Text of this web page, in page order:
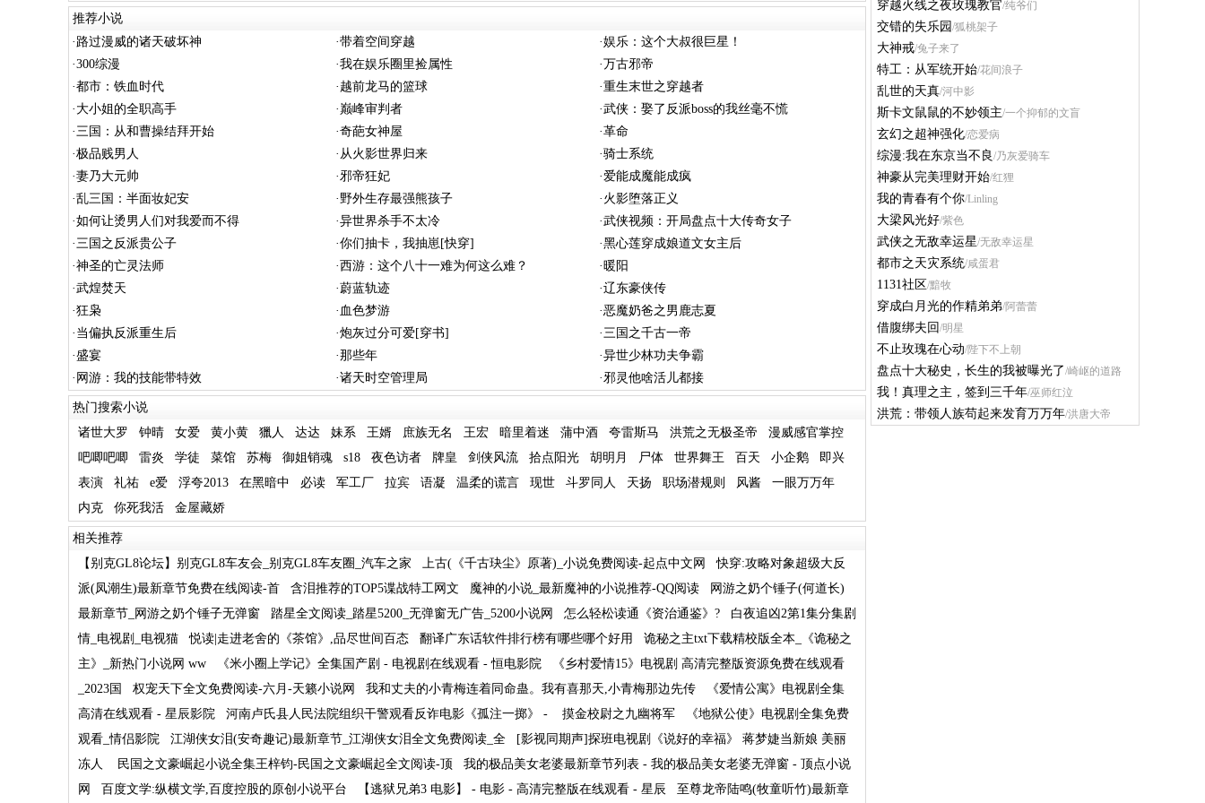
推荐小说
· 路过漫威的诸天破坏神 ·带着空间穿越 ·娱乐：这个大叔很巨星！
·300综漫 ·我在娱乐圈里捡属性 ·万古邪帝
·都市：铁血时代 · 越前龙马的篮球 ·重生末世之穿越者
· 大小姐的全职高手 ·巅峰审判者 ·武侠：娶了反派boss的我丝毫不慌
·三国：从和曹操结拜开始 ·奇葩女神屋 ·革命
·极品贱男人 · 从火影世界归来 ·骑士系统
·妻乃大元帅 ·邪帝狂妃 ·爱能成魔能成疯
·乱三国：半面妆妃安 ·野外生存最强熊孩子 · 火影堕落正义
·如何让烫男人们对我爱而不得 ·异世界杀手不太冷 ·武侠视频：开局盘点十大传奇女子
·三国之反派贵公子 ·你们抽卡，我抽崽[快穿] ·黑心莲穿成娘道文女主后
·神圣的亡灵法师 ·西游：这个八十一难为何这么难？ ·暖阳
·武煌焚天 ·蔚蓝轨迹 ·辽东豪侠传
·狂枭 · 血色梦游 ·恶魔奶爸之男鹿志夏
· 当偏执反派重生后 ·炮灰过分可爱[穿书] ·三国之千古一帝
·盛宴 ·那些年 ·异世少林功夫争霸
· 网游：我的技能带特效 ·诸天时空管理局 ·邪灵他啥活儿都接
热门搜索小说
诸世大罗
钟晴 女爱 黄小黄 獵人 达达 妹系 王婿 庶族无名 王宏 暗里着迷 蒲中酒 夸雷斯马 洪荒之无极圣帝
漫威感官掌控
吧唧吧唧
雷炎 学徒 菜馆 苏梅 御姐销魂 s18 夜色访者 牌皇 剑侠风流 拾点阳光 胡明月 尸体 世界舞王 百天 小企鹅
即兴
表演
礼祐 e爱 浮夸2013 在黑暗中 必读 军工厂 拉宾 语凝 温柔的谎言 现世 斗罗同人 天扬 职场潜规则 风酱
一眼万万年
内克
你死我活 金屋藏娇
相关推荐
【别克GL8论坛】别克GL8车友会_别克GL8车友圈_汽车之家
上古(《千古玦尘》原著)_小说免费阅读-起点中文网
快穿:攻略对象超级大反
派(凤潮生)最新章节免费在线阅读-首
含泪推荐的TOP5谍战特工网文 魔神的小说_最新魔神的小说推荐-QQ阅读
网游之奶个锤子(何道长)
最新章节_网游之奶个锤子无弹窗
踏星全文阅读_踏星5200_无弹窗无广告_5200小说网 怎么轻松读通《资治通鉴》?
白夜追凶2第1集分集剧
情_电视剧_电视猫
悦读|走进老舍的《茶馆》,品尽世间百态 翻译广东话软件排行榜有哪些哪个好用
诡秘之主txt下载精校版全本_《诡秘之
主》_新热门小说网 ww
《米小圈上学记》全集国产剧 - 电视剧在线观看 - 恒电影院
《乡村爱情15》电视剧 高清完整版资源免费在线观看
_2023国
权宠天下全文免费阅读-六月-天籁小说网 我和丈夫的小青梅连着同命蛊。我有喜那天,小青梅那边先传
《爱情公寓》电视剧全集
高清在线观看 - 星辰影院
河南卢氏县人民法院组织干警观看反诈电影《孤注一掷》 - 摸金校尉之九幽将军
《地狱公使》电视剧全集免费
观看_情侣影院
江湖侠女泪(安奇趣记)最新章节_江湖侠女泪全文免费阅读_全
[影视同期声]探班电视剧《说好的幸福》 蒋梦婕当新娘 美丽
冻人
民国之文豪崛起小说全集王梓钧-民国之文豪崛起全文阅读-顶
我的极品美女老婆最新章节列表 - 我的极品美女老婆无弹窗 - 顶点小说
网
百度文学:纵横文学,百度控股的原创小说平台 【逃狱兄弟3 电影】 - 电影 - 高清完整版在线观看 - 星辰 至尊龙帝陆鸣(牧童听竹)最新章
穿越火线之夜玫瑰教官/纯爷们
交错的失乐园 /狐桃架子
大神戒/兔子来了
特工：从军统开始/花间浪子
乱世的天真/河中影
斯卡文鼠鼠的不妙领主/一个抑郁的文盲
玄幻之超神强化/恋爱病
综漫:我在东京当不良/乃灰爱骑车
神豪从完美理财开始/红狸
我的青春有个你/Linling
大梁风光好/紫色
武侠之无敌幸运星/无敌幸运星
都市之天灾系统/咸蛋君
1131社区/黯牧
穿成白月光的作精弟弟/阿蕾蕾
借腹绑夫回/明星
不止玫瑰在心动/陛下不上朝
盘点十大秘史，长生的我被曝光了/崎岖的道路
我！真理之主，签到三千年/巫师红泣
洪荒：带领人族苟起来发育万万年/洪唐大帝